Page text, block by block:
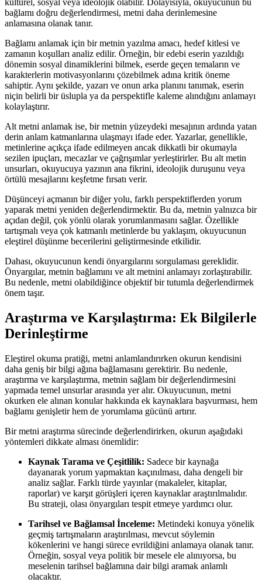
bağlamı doğru değerlendirmesi, metni daha derinlemesine
anlamasına olanak tanır.
Bağlamı anlamak için bir metnin yazılma amacı, hedef kitlesi ve
zamanın koşulları analiz edilir. Örneğin, bir edebi eserin yazıldığı
dönemin sosyal dinamiklerini bilmek, eserde geçen temaların ve
karakterlerin motivasyonlarını çözebilmek adına kritik öneme
sahiptir. Aynı şekilde, yazarı ve onun arka planını tanımak, eserin
niçin belirli bir üslupla ya da perspektifle kaleme alındığını anlamayı
kolaylaştırır.
Alt metni anlamak ise, bir metnin yüzeydeki mesajının ardında yatan
derin anlam katmanlarına ulaşmayı ifade eder. Yazarlar, genellikle,
metinlerine açıkça ifade edilmeyen ancak dikkatli bir okumayla
sezilen ipuçları, mecazlar ve çağrışımlar yerleştirirler. Bu alt metin
unsurları, okuyucuya yazının ana fikrini, ideolojik duruşunu veya
örtülü mesajlarını keşfetme fırsatı verir.
Düşünceyi açmanın bir diğer yolu, farklı perspektiflerden yorum
yaparak metni yeniden değerlendirmektir. Bu da, metnin yalnızca bir
açıdan değil, çok yönlü olarak yorumlanmasını sağlar. Özellikle
tartışmalı veya çok katmanlı metinlerde bu yaklaşım, okuyucunun
eleştirel düşünme becerilerini geliştirmesinde etkilidir.
Dahası, okuyucunun kendi önyargılarını sorgulaması gereklidir.
Önyargılar, metnin bağlamını ve alt metnini anlamayı zorlaştırabilir.
Bu nedenle, metni olabildiğince objektif bir tutumla değerlendirmek
önem taşır.
Araştırma ve Karşılaştırma: Ek Bilgilerle
Derinleştirme
Eleştirel okuma pratiği, metni anlamlandırırken okurun kendisini
daha geniş bir bilgi ağına bağlamasını gerektirir. Bu nedenle,
araştırma ve karşılaştırma, metnin sağlam bir değerlendirmesini
yapmada temel unsurlar arasında yer alır. Okuyucunun, metni
okurken ele alınan konular hakkında ek kaynaklara başvurması, hem
bağlamı genişletir hem de yorumlama gücünü artırır.
Bir metni araştırma sürecinde değerlendirirken, okurun aşağıdaki
yöntemleri dikkate alması önemlidir:
Kaynak Tarama ve Çeşitlilik: Sadece bir kaynağa
dayanarak yorum yapmaktan kaçınılması, daha dengeli bir
analiz sağlar. Farklı türde yayınlar (makaleler, kitaplar,
raporlar) ve karşıt görüşleri içeren kaynaklar araştırılmalıdır.
Bu strateji, olası önyargıları tespit etmeye yardımcı olur.
Tarihsel ve Bağlamsal İnceleme: Metindeki konuya yönelik
geçmiş tartışmaların araştırılması, mevcut söylemin
kökenlerini ve hangi sürece evrildiğini anlamaya olanak tanır.
Örneğin, sosyal veya politik bir mesele ele alınıyorsa, bu
meselenin tarihsel bağlamına dair bilgi aramak anlamlı
olacaktır.